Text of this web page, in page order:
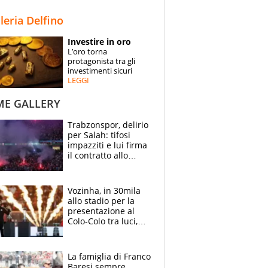
ESPERTI
CONTATTI
Delfino
Investire in oro
L’oro torna
protagonista tra gli
investimenti sicuri
LEGGI
GALLERY
Trabzonspor, delirio
per Salah: tifosi
impazziti e lui firma
il contratto allo
Vozinha, in 30mila
allo stadio per la
presentazione al
Colo-Colo tra luci,
La famiglia di Franco